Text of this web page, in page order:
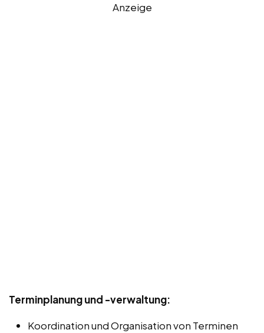
Anzeige
Terminplanung und -verwaltung:
Koordination und Organisation von Terminen